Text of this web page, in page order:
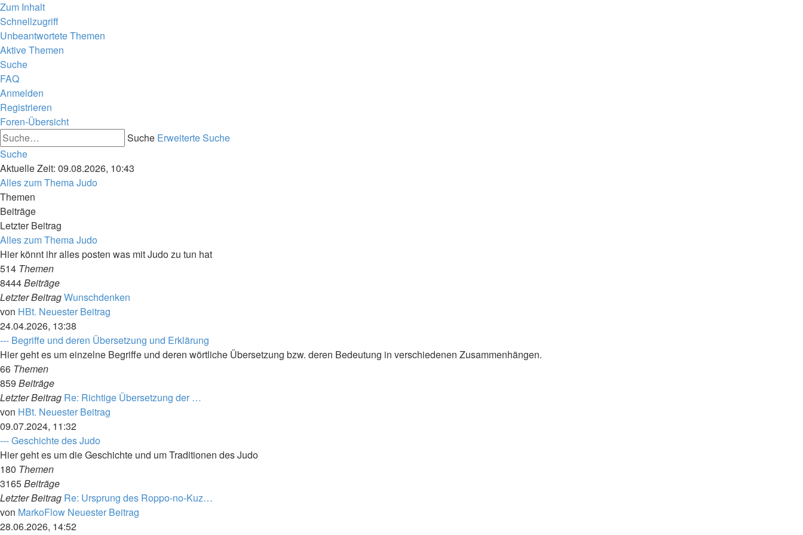
Zum Inhalt
Schnellzugriff
Unbeantwortete Themen
Aktive Themen
Suche
FAQ
Anmelden
Registrieren
Foren-Übersicht
Suche Erweiterte Suche
Suche
Aktuelle Zeit: 09.08.2026, 10:43
Alles zum Thema Judo
Themen
Beiträge
Letzter Beitrag
Alles zum Thema Judo
Hier könnt ihr alles posten was mit Judo zu tun hat
514 Themen
8444Beiträge
Letzter BeitragWunschdenken
von HBt. Neuester Beitrag
24.04.2026, 13:38
--- Begriffe und deren Übersetzung und Erklärung
Hier geht es um einzelne Begriffe und deren wörtliche Übersetzung bzw. deren Bedeutung in verschiedenen Zusammenhängen.
66 Themen
859 Beiträge
Letzter Beitrag Re: Richtige Übersetzung der …
von HBt. Neuester Beitrag
09.07.2024, 11:32
--- Geschichte des Judo
Hier geht es um die Geschichte und um Traditionen des Judo
180 Themen
3165Beiträge
Letzter Beitrag Re: Ursprung des Roppo-no-Kuz…
von MarkoFlow Neuester Beitrag
28.06.2026, 14:52